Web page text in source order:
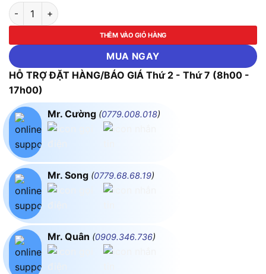
Ampe Kìm AC/DC Hiệu Dụng Thực Hiển Thị Từ Xa Fluke 381
THÊM VÀO GIỎ HÀNG
MUA NGAY
HỖ TRỢ ĐẶT HÀNG/BÁO GIÁ Thứ 2 - Thứ 7 (8h00 -
17h00)
Mr. Cường (0779.008.018)
Mr. Song (0779.68.68.19)
Mr. Quân (0909.346.736)